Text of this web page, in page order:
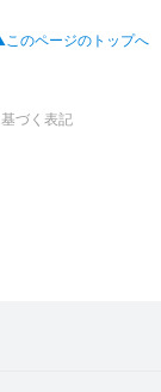
のページのトップへ
づく表記